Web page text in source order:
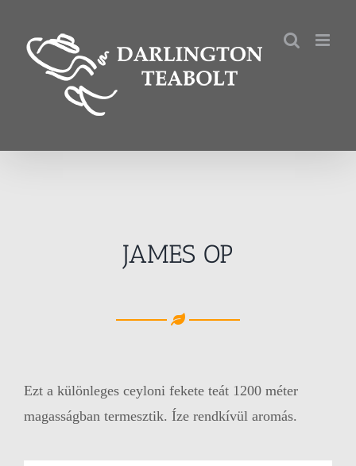
JAMES OP
Ezt a különleges ceyloni fekete teát 1200 méter
magasságban termesztik. Íze rendkívül aromás.